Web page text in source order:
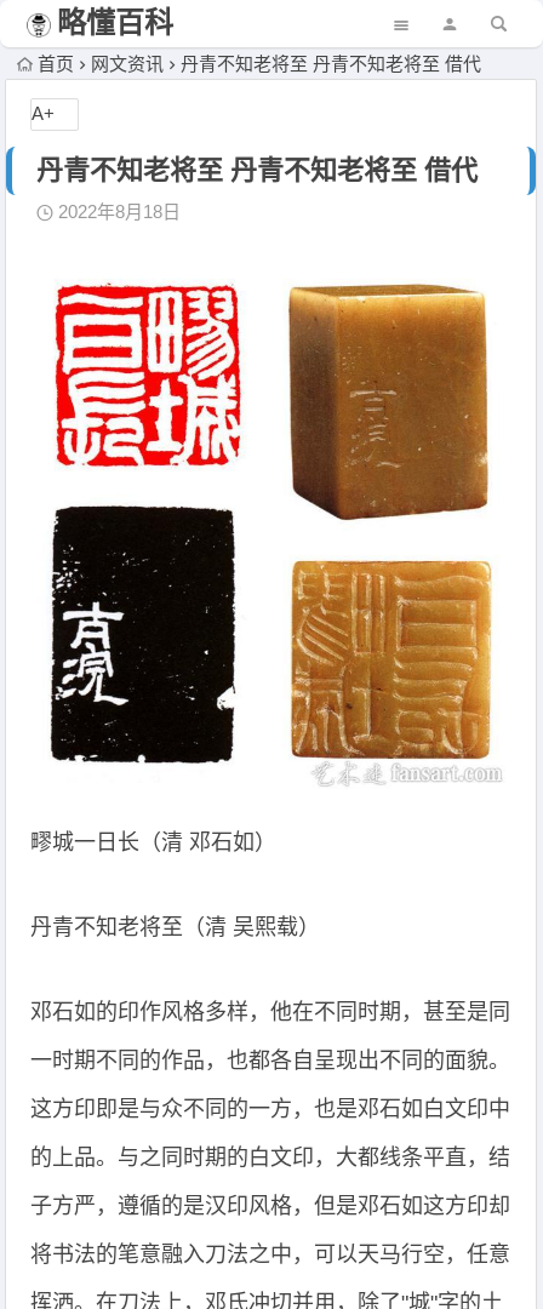
略懂百科
首页 网文资讯 丹青不知老将至 丹青不知老将至 借代
丹青不知老将至 丹青不知老将至 借代
2022年8月18日
疁城一日长（清 邓石如）
丹青不知老将至（清 吴熙载）
邓石如的印作风格多样，他在不同时期，甚至是同
一时期不同的作品，也都各自呈现出不同的面貌。
这方印即是与众不同的一方，也是邓石如白文印中
的上品。与之同时期的白文印，大都线条平直，结
子方严，遵循的是汉印风格，但是邓石如这方印却
将书法的笔意融入刀法之中，可以天马行空，任意
挥洒。在刀法上，邓氏冲切并用，除了"城"字的土
A+